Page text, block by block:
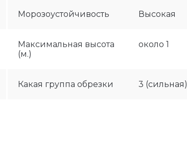
Морозоустойчивость Высокая
Максимальная высота
(м.)
около 1
Какая группа обрезки 3 (сильная)